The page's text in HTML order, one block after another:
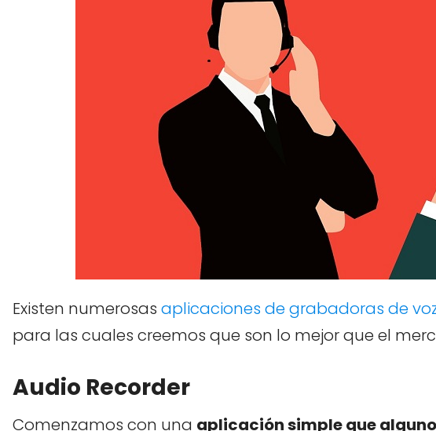
Existen numerosas aplicaciones de grabadoras de
para las cuales creemos que son lo mejor que el
Audio Recorder
Comenzamos con una aplicación simple que